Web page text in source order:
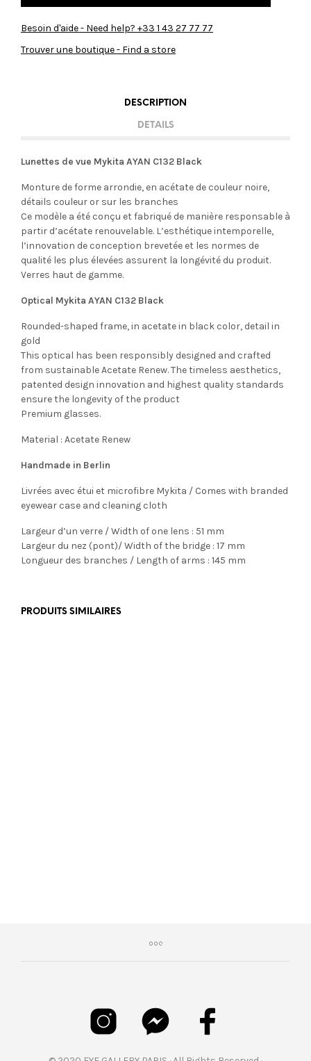
Besoin d'aide - Need help? +33 1 43 27 77 77
Trouver une boutique - Find a store
DESCRIPTION
DETAILS
Lunettes de vue Mykita AYAN C132 Black
Monture de forme arrondie, en acétate de couleur noire,
détails couleur or sur les branches
Ce modèle a été conçu et fabriqué de manière responsable à
partir d’acétate renouvelable. L’esthétique intemporelle,
l’innovation de conception brevetée et les normes de
qualité les plus élevées assurent la longévité du produit.
Verres haut de gamme.
Optical Mykita AYAN C132 Black
Rounded-shaped frame, in acetate in black color, detail in
gold
This optical has been responsibly designed and crafted
from sustainable Acetate Renew. The timeless aesthetics,
patented design innovation and highest quality standards
ensure the longevity of the product
Premium glasses.
Material : Acetate Renew
Handmade in Berlin
Livrées avec étui et microfibre Mykita / Comes with branded
eyewear case and cleaning cloth
Largeur d’un verre / Width of one lens : 51 mm
Largeur du nez (pont)/ Width of the bridge : 17 mm
Longueur des branches / Length of arms : 145 mm
PRODUITS SIMILAIRES